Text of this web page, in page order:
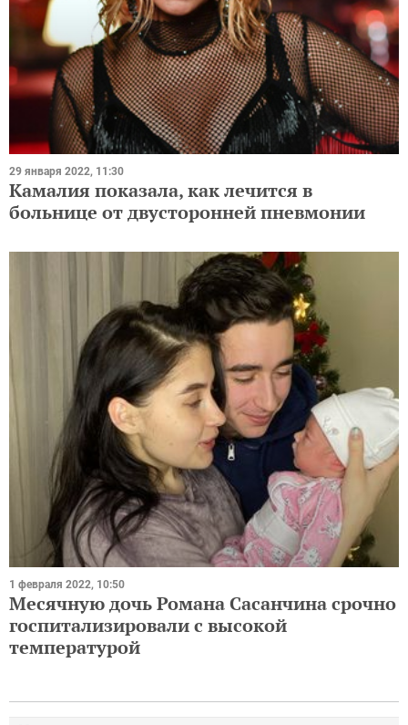
29 января 2022, 11:30
Камалия показала, как лечится в
больнице от двусторонней пневмонии
1 февраля 2022, 10:50
Месячную дочь Романа Сасанчина срочно
госпитализировали с высокой
температурой